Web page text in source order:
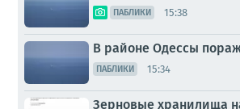
ПАБЛИКИ 15:38
В районе Одессы
ПАБЛИКИ 15:34
Зерновые хранилища